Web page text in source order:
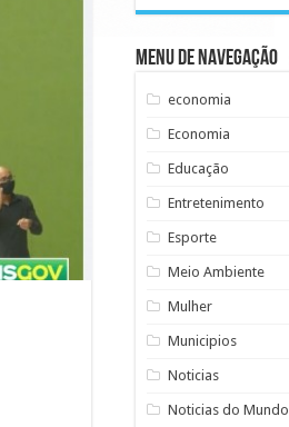
Menu de Navegação
economia
Economia
Educação
Entretenimento
Esporte
Meio Ambiente
Mulher
Municipios
Noticias
Noticias do Mundo